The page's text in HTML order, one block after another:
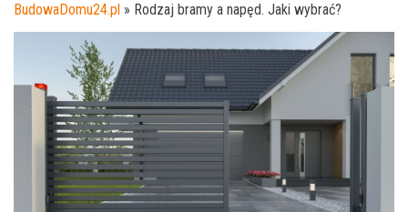
BudowaDomu24.pl » Rodzaj bramy a napęd. Jaki wybrać?